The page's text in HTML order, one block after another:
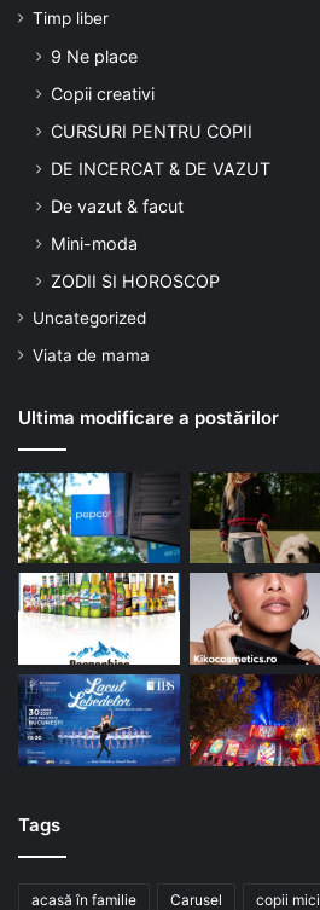
Timp liber
9 Ne place
Copii creativi
CURSURI PENTRU COPII
DE INCERCAT & DE VAZUT
De vazut & facut
Mini-moda
ZODII SI HOROSCOP
Uncategorized
Viata de mama
Ultima modificare a postărilor
Tags
acasă în familie Carusel copii mici